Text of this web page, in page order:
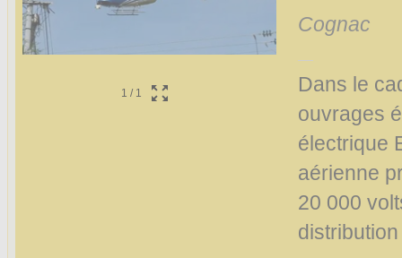
1 / 1
Cognac
Dans le
ouvrages
électrique
aérienne
20 000